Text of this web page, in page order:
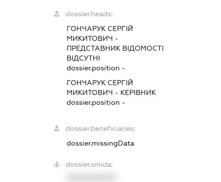
dossier.heads:
ГОНЧАРУК СЕРГІЙ
МИКИТОВИЧ -
ПРЕДСТАВНИК ВІДОМОСТІ
ВІДСУТНІ
dossier.position -
ГОНЧАРУК СЕРГІЙ
МИКИТОВИЧ - КЕРІВНИК
dossier.position -
dossier.beneficiaries:
dossier.missingData
dossier.smida: